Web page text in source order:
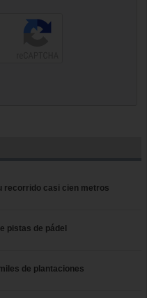
recorrido casi cien metros
pistas de pádel
de plantaciones